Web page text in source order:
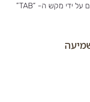
ולחיצה על העכבר או מעבר אליהם על ידי מקש ה- “TAB”